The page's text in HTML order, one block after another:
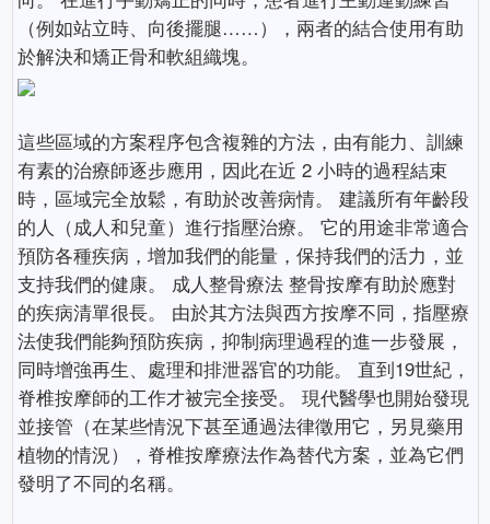
（例如站立時、向後擺腿……），兩者的結合使用有助
於解決和矯正骨和軟組織塊。
這些區域的方案程序包含複雜的方法，由有能力、訓練
有素的治療師逐步應用，因此在近 2 小時的過程結束
時，區域完全放鬆，有助於改善病情。 建議所有年齡段
的人（成人和兒童）進行指壓治療。 它的用途非常適合
預防各種疾病，增加我們的能量，保持我們的活力，並
支持我們的健康。 成人整骨療法 整骨按摩有助於應對
的疾病清單很長。 由於其方法與西方按摩不同，指壓療
法使我們能夠預防疾病，抑制病理過程的進一步發展，
同時增強再生、處理和排泄器官的功能。 直到19世紀，
脊椎按摩師的工作才被完全接受。 現代醫學也開始發現
並接管（在某些情況下甚至通過法律徵用它，另見藥用
植物的情況），脊椎按摩療法作為替代方案，並為它們
發明了不同的名稱。